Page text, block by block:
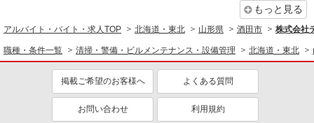
もっと見る
アルバイト・バイト・求人TOP 北海道・東北 山形県 酒田市 株式会社
職種・条件一覧 清掃・警備・ビルメンテナンス・設備管理 北海道・東北
掲載ご希望のお客様へ よくある質問
お問い合わせ 利用規約